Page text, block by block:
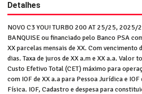
Detalhes
NOVO C3 YOU! TURBO 200 AT 25/25, 2025/
BANQUISE ou financiado pelo Banco PSA
XX parcelas mensais de XX. Com vencimento
dias. Taxa de juros de XX a.m e XX a.a. Valor
Custo Efetivo Total (CET) máximo para
com IOF de XX a.a para Pessoa Jurídica e IOF
Física. IOF, Cadastro e despesa para